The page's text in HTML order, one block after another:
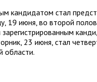
кандидатом стал
19 июня, во второй
23 июня, стал
области.